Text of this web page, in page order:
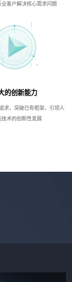
业客户解决核心需求问题
的创新能力
求，突破已有框架，引领人
技术的创新性发展